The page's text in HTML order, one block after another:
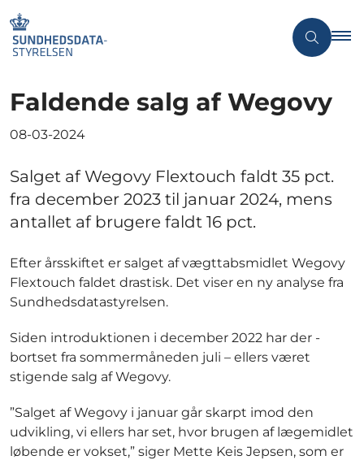
Faldende salg af Wegovy
08-03-2024
Salget af Wegovy Flextouch faldt 35 pct.
fra december 2023 til januar 2024, mens
antallet af brugere faldt 16 pct.
Efter årsskiftet er salget af vægttabsmidlet Wegovy
Flextouch faldet drastisk. Det viser en ny analyse fra
Sundhedsdatastyrelsen.
Siden introduktionen i december 2022 har der -
bortset fra sommermåneden juli – ellers været
stigende salg af Wegovy.
”Salget af Wegovy i januar går skarpt imod den
udvikling, vi ellers har set, hvor brugen af lægemidlet
løbende er vokset,” siger Mette Keis Jepsen, som er